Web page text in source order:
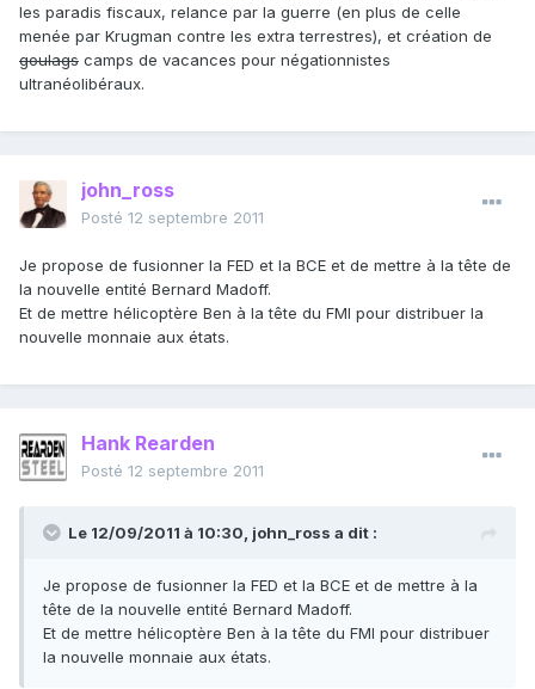
les paradis fiscaux, relance par la guerre (en plus de celle
menée par Krugman contre les extra terrestres), et création de
goulags camps de vacances pour négationnistes
ultranéolibéraux.
john_ross
Posté 12 septembre 2011
Je propose de fusionner la FED et la BCE et de mettre à la tête de
la nouvelle entité Bernard Madoff.
Et de mettre hélicoptère Ben à la tête du FMI pour distribuer la
nouvelle monnaie aux états.
Hank Rearden
Posté 12 septembre 2011
Le 12/09/2011 à 10:30, john_ross a dit :
Je propose de fusionner la FED et la BCE et de mettre à la
tête de la nouvelle entité Bernard Madoff.
Et de mettre hélicoptère Ben à la tête du FMI pour distribuer
la nouvelle monnaie aux états.